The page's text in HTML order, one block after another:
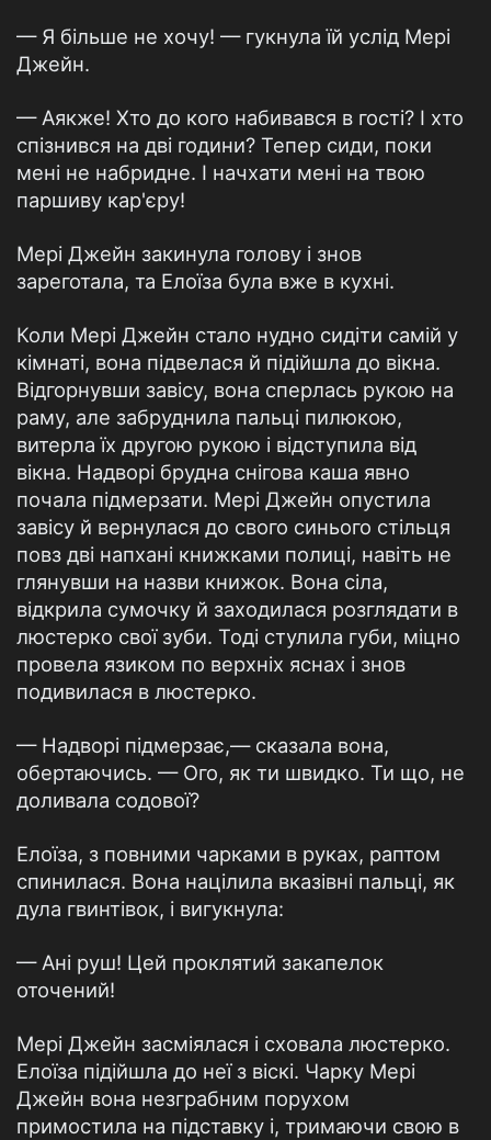
— Я більше не хочу! — гукнула їй услід Мері
Джейн.
— Аякже! Хто до кого набивався в гості? І хто
спізнився на дві години? Тепер сиди, поки
мені не набридне. І начхати мені на твою
паршиву кар'єру!
Мері Джейн закинула голову і знов
зареготала, та Елоїза була вже в кухні.
Коли Мері Джейн стало нудно сидіти самій у
кімнаті, вона підвелася й підійшла до вікна.
Відгорнувши завісу, вона сперлась рукою на
раму, але забруднила пальці пилюкою,
витерла їх другою рукою і відступила від
вікна. Надворі брудна снігова каша явно
почала підмерзати. Мері Джейн опустила
завісу й вернулася до свого синього стільця
повз дві напхані книжками полиці, навіть не
глянувши на назви книжок. Вона сіла,
відкрила сумочку й заходилася розглядати в
люстерко свої зуби. Тоді стулила губи, міцно
провела язиком по верхніх яснах і знов
подивилася в люстерко.
— Надворі підмерзає,— сказала вона,
обертаючись. — Ого, як ти швидко. Ти що, не
доливала содової?
Елоїза, з повними чарками в руках, раптом
спинилася. Вона націлила вказівні пальці, як
дула гвинтівок, і вигукнула:
— Ані руш! Цей проклятий закапелок
оточений!
Мері Джейн засміялася і сховала люстерко.
Елоїза підійшла до неї з віскі. Чарку Мері
Джейн вона незграбним порухом
примостила на підставку і, тримаючи свою в